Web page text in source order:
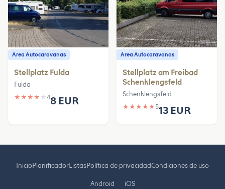
Area Autocaravanas
Stellplatz Fulda
Fulda
★ ★ ★ ★ ★ 48 EUR
Area Autocaravanas
Stellplatz am Freibad
Schenklengsfeld
Schenklengsfeld
★ ★ ★ ★ ★513 EUR
InicioPlanificadorListasPolítica de privacidadCondiciones de uso
Android iOS